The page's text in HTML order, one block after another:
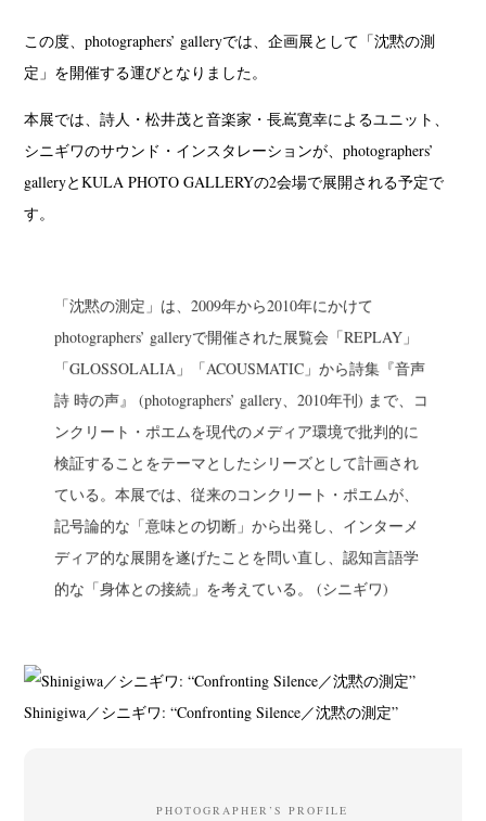
この度、photographers’ galleryでは、企画展として「沈黙の測
定」を開催する運びとなりました。
本展では、詩人・松井茂と音楽家・長嶌寛幸によるユニット、
シニギワのサウンド・インスタレーションが、photographers’
galleryとKULA PHOTO GALLERYの2会場で展開される予定で
す。
「沈黙の測定」は、2009年から2010年にかけて
photographers’ galleryで開催された展覧会「REPLAY」
「GLOSSOLALIA」「ACOUSMATIC」から詩集『音声
詩 時の声』 (photographers’ gallery、2010年刊) まで、コ
ンクリート・ポエムを現代のメディア環境で批判的に
検証することをテーマとしたシリーズとして計画され
ている。本展では、従来のコンクリート・ポエムが、
記号論的な「意味との切断」から出発し、インターメ
ディア的な展開を遂げたことを問い直し、認知言語学
的な「身体との接続」を考えている。 (シニギワ)
Shinigiwa／シニギワ: “Confronting Silence／沈黙の測定”
PHOTOGRAPHER’S PROFILE